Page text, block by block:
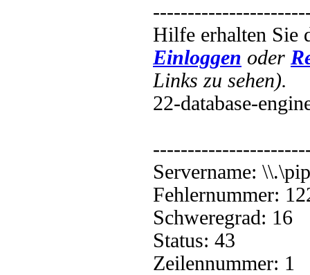
Hilfe erhalten
Einloggen oder
Links zu sehen).
22-database-
Servername:
Fehlernummer:
Schweregrad: 16
Status: 43
Zeilennummer: 1